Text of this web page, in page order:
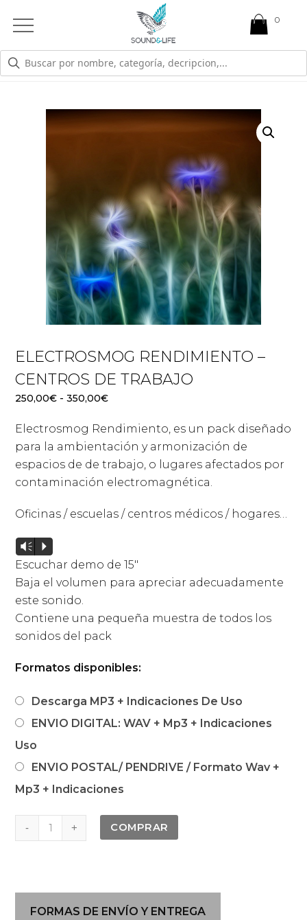
Open
Menu
TIENDA
ELECTROSMOG RENDIMIENTO –
CENTROS DE TRABAJO
250,00€ - 350,00€Rango
precios:
desde
250,00€
hasta
Electrosmog Rendimiento, es un pack diseñado
para la ambientación y armonización de
espacios de de trabajo, o lugares afectados por
contaminación electromagnética.
Oficinas / escuelas / centros médicos / hogares…
Reproductor
de
audio
Vm P
Escuchar demo de 15″
Baja el volumen para apreciar adecuadamente
este sonido.
Contiene una pequeña muestra de todos los
sonidos del pack
Formatos disponibles:
Descarga MP3 + Indicaciones De Uso
ENVIO DIGITAL: WAV + Mp3 + Indicaciones
Uso
ENVIO POSTAL/ PENDRIVE / Formato Wav +
Mp3 + Indicaciones
Electrosmog
Rendimiento
de
trabajo
COMPRAR
FORMAS DE ENVÍO Y ENTREGA
0